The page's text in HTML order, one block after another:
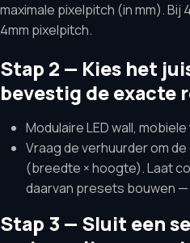
maximale pixelpitch (in mm). Bij
4mm pixelpitch.
Stap 2 — Kies het
bevestig de exacte
Modulaire LED wall,
Vraag de verhuurder om
(breedte × hoogte). Laat
daarvan presets bouwen
Stap 3 — Sluit een